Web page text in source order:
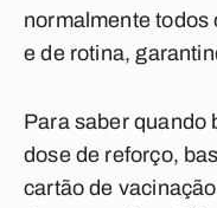
normalmente todos
e de rotina,
Para saber quando
dose de reforço,
cartão de